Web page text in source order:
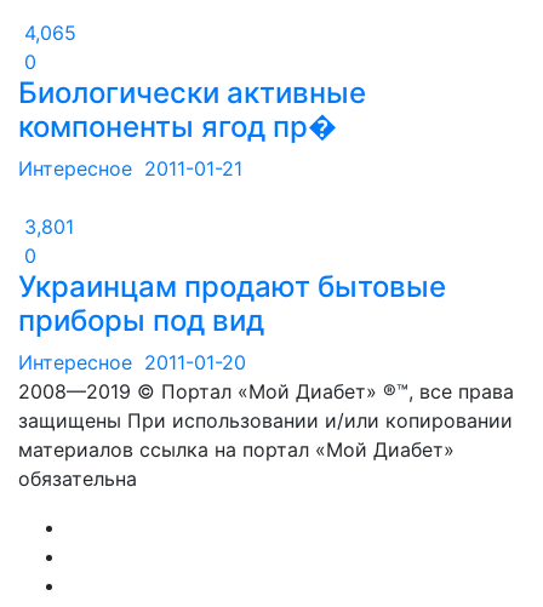
4,065
0
Биологически активные
компоненты ягод пр�
Интересное 2011-01-21
3,801
0
Украинцам продают бытовые
приборы под вид
Интересное 2011-01-20
2008—2019 © Портал «Мой Диабет» ®™, все права
защищены При использовании и/или копировании
материалов ссылка на портал «Мой Диабет»
обязательна